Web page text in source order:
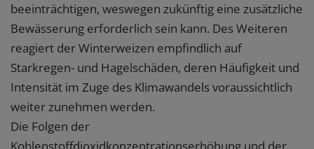
beeinträchtigen, weswegen zukünftig eine zusätzliche
Bewässerung erforderlich sein kann. Des Weiteren
reagiert der Winterweizen empfindlich auf
Starkregen- und Hagelschäden, deren Häufigkeit und
Intensität im Zuge des Klimawandels voraussichtlich
weiter zunehmen werden.
Die Folgen der